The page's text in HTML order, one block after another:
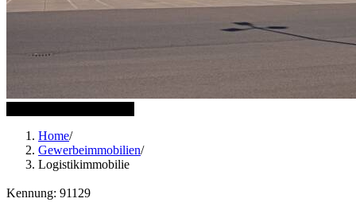
Home/
Gewerbeimmobilien/
Logistikimmobilie
Kennung: 91129